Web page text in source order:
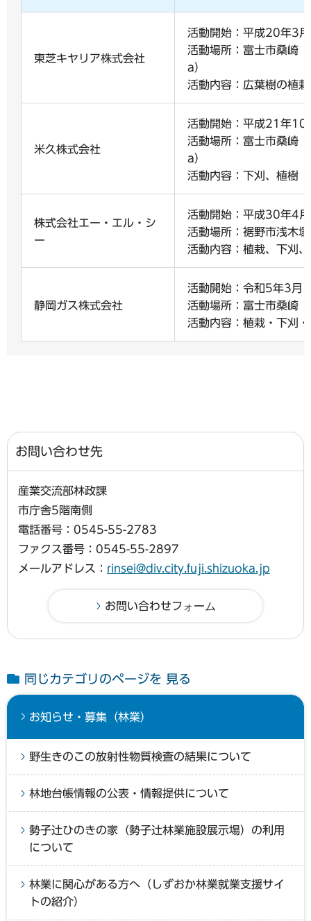
東芝キヤリア株式会社
活動開始：平成20年3月
活動場所：富士市桑崎
a）
活動内容：広葉樹の植
米久株式会社
活動開始：平成21年10
活動場所：富士市桑崎
a）
活動内容：下刈、植樹
株式会社エー・エル・シ
ー
活動開始：平成30年4月
活動場所：裾野市浅木
活動内容：植栽、下刈
静岡ガス株式会社
活動開始：令和5年3月
活動場所：富士市桑崎
活動内容：植栽・下刈
お問い合わせ先
産業交流部林政課
市庁舎5階南側
電話番号：0545-55-2783
ファクス番号：0545-55-2897
メールアドレス： rinsei@div.city.fuji.shizuoka.jp
同じカテゴリのページを 見る
お知らせ・募集（林業）
野生きのこの放射性物質検査の結果について
林地台帳情報の公表・情報提供について
勢子辻ひのきの家（勢子辻林業施設展示場）の利用
について
林業に関心がある方へ（しずおか林業就業支援サイ
トの紹介）